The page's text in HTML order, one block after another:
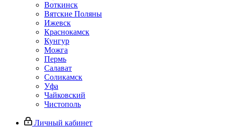
Воткинск
Вятские Поляны
Ижевск
Краснокамск
Кунгур
Можга
Пермь
Салават
Соликамск
Уфа
Чайковский
Чистополь
Личный кабинет